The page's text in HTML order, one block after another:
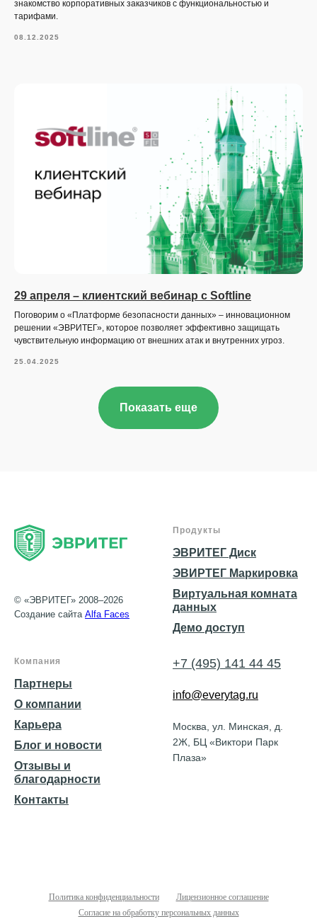
знакомство корпоративных заказчиков с функциональностью и
тарифами.
08.12.2025
29 апреля – клиентский вебинар с Softline
Поговорим о «Платформе безопасности данных» – инновационном
решении «ЭВРИТЕГ», которое позволяет эффективно защищать
чувствительную информацию от внешних атак и внутренних угроз.
25.04.2025
Показать еще
© «ЭВРИТЕГ» 2008–2026
Создание сайта Alfa Faces
Продукты
ЭВРИТЕГ Диск
ЭВИРТЕГ Маркировка
Виртуальная комната
данных
Демо доступ
Компания
Партнеры
О компании
Карьера
Блог и новости
Отзывы и
благодарности
Контакты
+7 (495) 141 44 45
info@everytag.ru
Москва, ул. Минская, д.
2Ж, БЦ «Виктори Парк
Плаза»
Политика конфиденциальности
Лицензионное соглашение
Согласие на обработку персональных данных